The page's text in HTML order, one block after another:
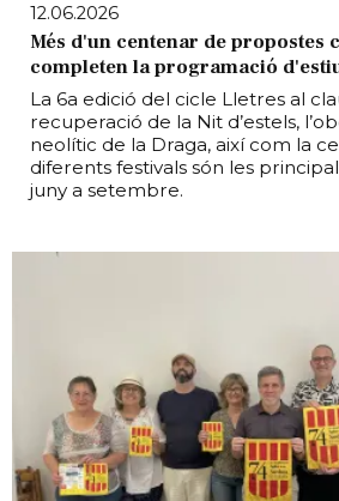
12.06.2026
Més d'un centenar de propostes
completen la programació
La 6a edició del cicle Lletres al
recuperació de la Nit d’estels,
neolític de la Draga, així com la
diferents festivals són les
juny a setembre.